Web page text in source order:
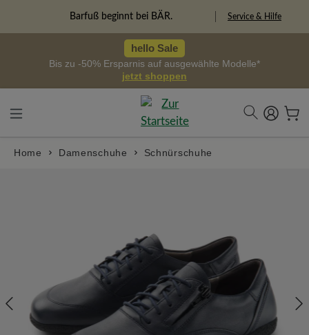
Freiheitspioniere Service & Hilfe
hello Sale
Bis zu -50% Ersparnis auf ausgewählte Modelle*
jetzt shoppen
Home Damenschuhe Schnürschuhe